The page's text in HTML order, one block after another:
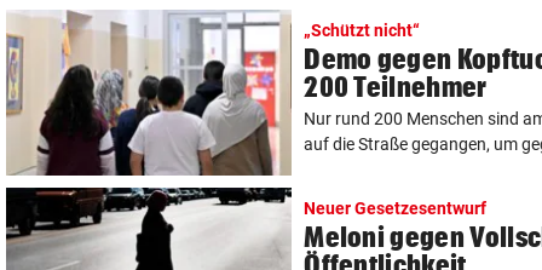
„Schützt nicht“
Demo gegen
200 Teilnehmer
Nur rund 200 Menschen sind
auf die Straße gegangen, um
Neuer Gesetzesentwurf
Meloni gegen